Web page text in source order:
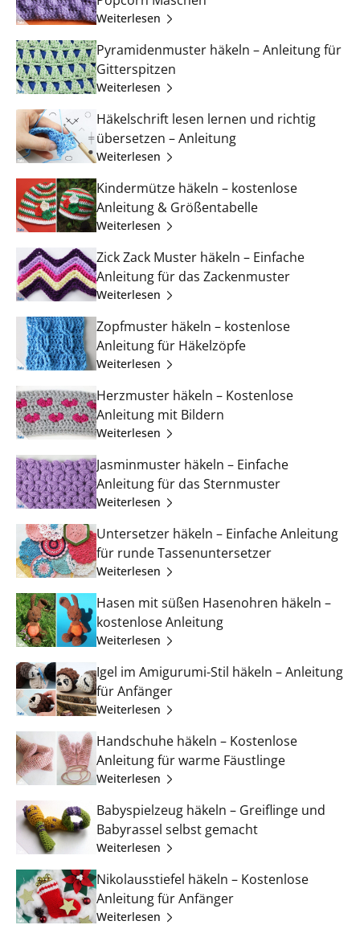
Weiterlesen
Pyramidenmuster häkeln – Anleitung für
Gitterspitzen
Weiterlesen
Häkelschrift lesen lernen und richtig
übersetzen – Anleitung
Weiterlesen
Kindermütze häkeln – kostenlose
Anleitung & Größentabelle
Weiterlesen
Zick Zack Muster häkeln – Einfache
Anleitung für das Zackenmuster
Weiterlesen
Zopfmuster häkeln – kostenlose
Anleitung für Häkelzöpfe
Weiterlesen
Herzmuster häkeln – Kostenlose
Anleitung mit Bildern
Weiterlesen
Jasminmuster häkeln – Einfache
Anleitung für das Sternmuster
Weiterlesen
Untersetzer häkeln – Einfache Anleitung
für runde Tassenuntersetzer
Weiterlesen
Hasen mit süßen Hasenohren häkeln –
kostenlose Anleitung
Weiterlesen
Igel im Amigurumi-Stil häkeln – Anleitung
für Anfänger
Weiterlesen
Handschuhe häkeln – Kostenlose
Anleitung für warme Fäustlinge
Weiterlesen
Babyspielzeug häkeln – Greiflinge und
Babyrassel selbst gemacht
Weiterlesen
Nikolausstiefel häkeln – Kostenlose
Anleitung für Anfänger
Weiterlesen